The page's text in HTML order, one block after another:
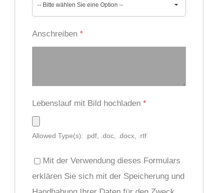
-- Bitte wählen Sie eine Option --
Anschreiben *
Lebenslauf mit Bild hochladen *
Allowed Type(s): .pdf, .doc, .docx, .rtf
Mit der Verwendung dieses Formulars
erklären Sie sich mit der Speicherung und